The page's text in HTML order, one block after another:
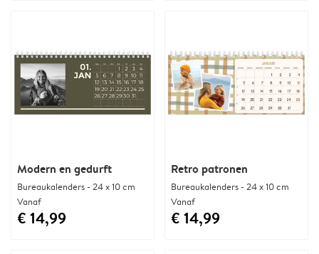
Modern en gedurft
Bureaukalenders - 24 x 10 cm
Vanaf
€ 14,99
Retro patronen
Bureaukalenders - 24 x 10 cm
Vanaf
€ 14,99